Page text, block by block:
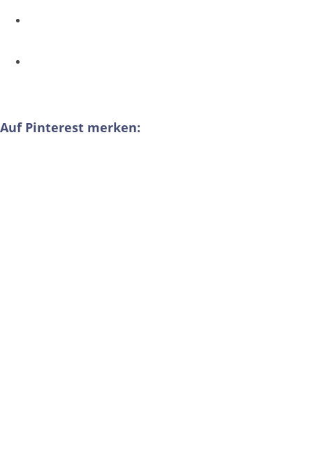
Auf Pinterest merken: